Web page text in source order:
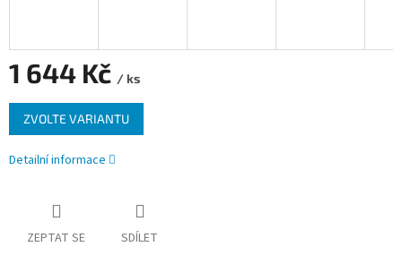
1 644 Kč / ks
Měrná
cena:
ZVOLTE VARIANTU
Detailní informace
ZEPTAT SE SDÍLET